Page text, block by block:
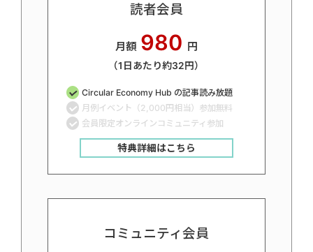
読者会員
月額 980 円
（1日あたり約32円）
Circular Economy Hub の記事読み放題
月例イベント（2,000円相当）参加無料
会員限定オンラインコミュニティ参加
特典詳細はこちら
コミュニティ会員